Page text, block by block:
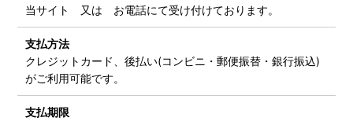
当サイト 又は お電話にて受け付けております。
支払方法
クレジットカード、後払い(コンビニ・郵便振替・銀行振込)
がご利用可能です。
支払期限